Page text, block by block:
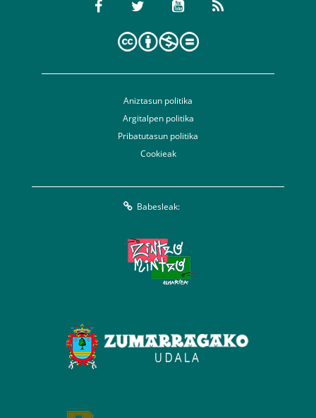
Aniztasun politika
Argitalpen politika
Pribatutasun politika
Cookieak
Babesleak: